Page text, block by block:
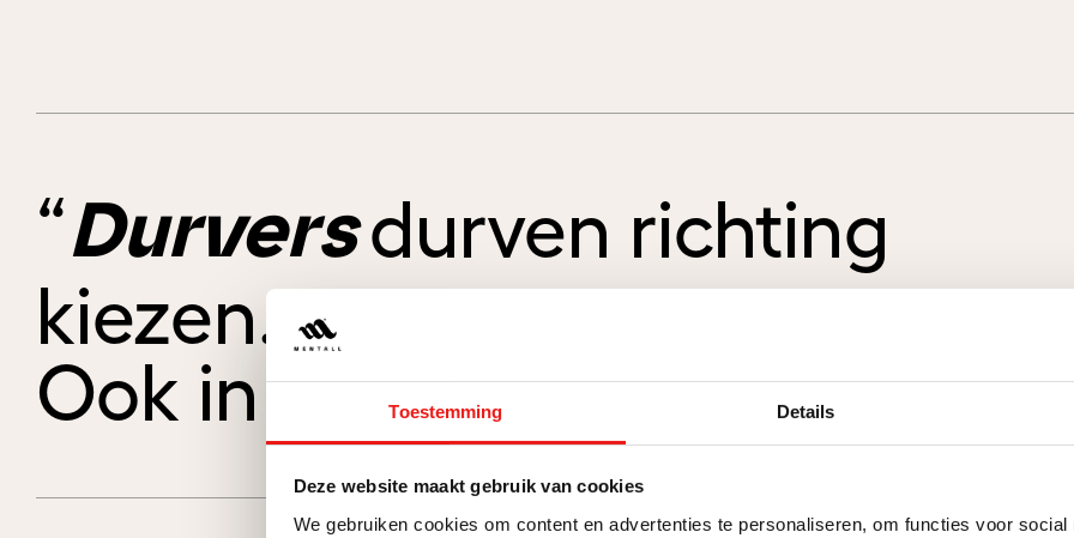
Toestemming Details
Deze website maakt gebruik van cookies
We gebruiken cookies om content en advertenties te personaliseren, om functies voor social
“Durversdurven richting
kiezen.
Ook in hun strategie.”